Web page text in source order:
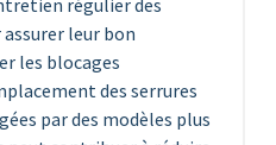
régulier des
leur bon
les blocages
des serrures
par des modèles plus